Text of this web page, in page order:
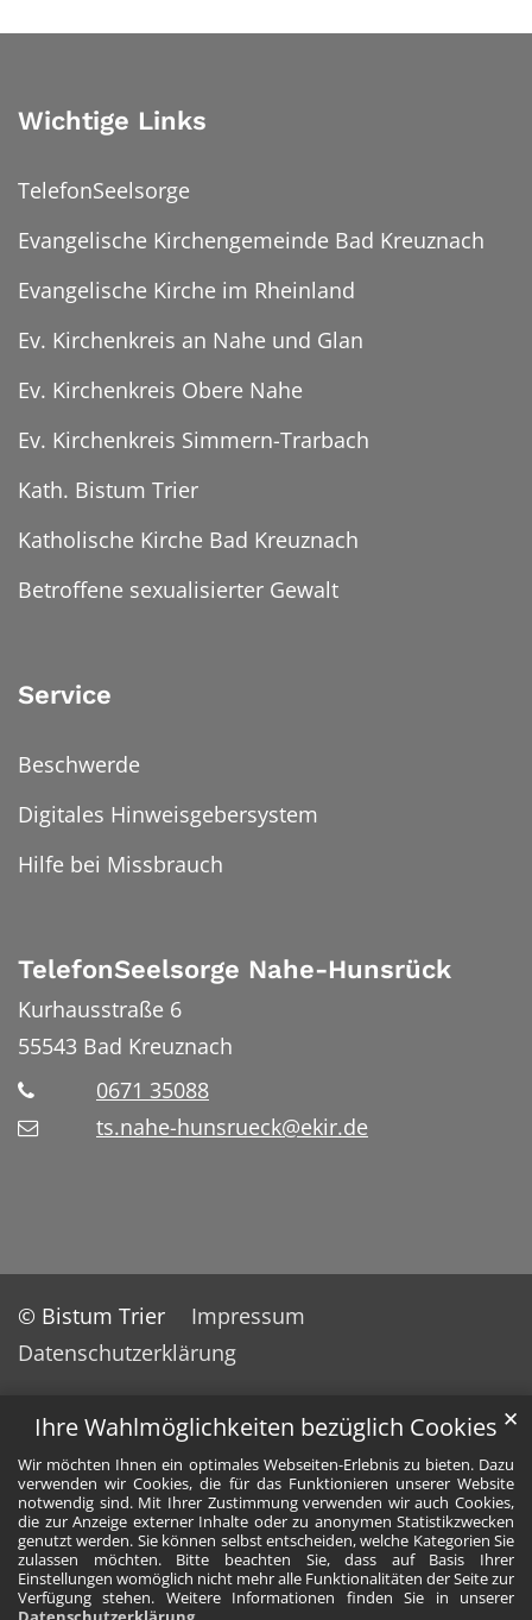
Ihre Wahlmöglichkeiten bezüglich Cookies
Wir möchten Ihnen ein optimales Webseiten-Erlebnis zu bieten. Dazu
verwenden wir Cookies, die für das Funktionieren unserer Website
notwendig sind. Mit Ihrer Zustimmung verwenden wir auch Cookies,
die zur Anzeige externer Inhalte oder zu anonymen Statistikzwecken
genutzt werden. Sie können selbst entscheiden, welche Kategorien Sie
zulassen möchten. Bitte beachten Sie, dass auf Basis Ihrer
Einstellungen womöglich nicht mehr alle Funktionalitäten der Seite zur
Verfügung stehen. Weitere Informationen finden Sie in unserer
✕
Wichtige Links
TelefonSeelsorge
Evangelische Kirchengemeinde Bad Kreuznach
Evangelische Kirche im Rheinland
Ev. Kirchenkreis an Nahe und Glan
Ev. Kirchenkreis Obere Nahe
Ev. Kirchenkreis Simmern-Trarbach
Kath. Bistum Trier
Katholische Kirche Bad Kreuznach
Betroffene sexualisierter Gewalt
Service
Beschwerde
Digitales Hinweisgebersystem
Hilfe bei Missbrauch
TelefonSeelsorge Nahe-Hunsrück
Kurhausstraße 6
55543 Bad Kreuznach
0671 35088
ts.nahe-hunsrueck@ekir.de
© Bistum Trier
Impressum
Datenschutzerklärung